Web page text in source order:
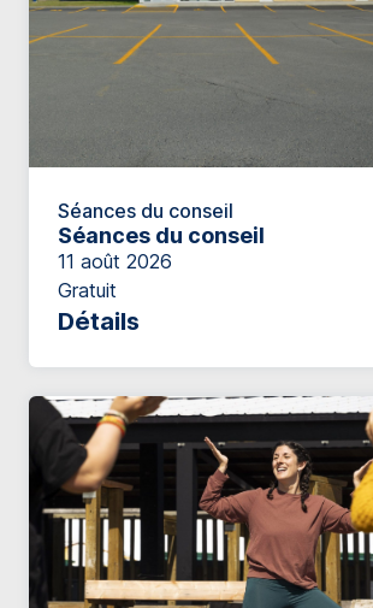
Séances du conseil
Séances du conseil
11 août 2026
Gratuit
Détails